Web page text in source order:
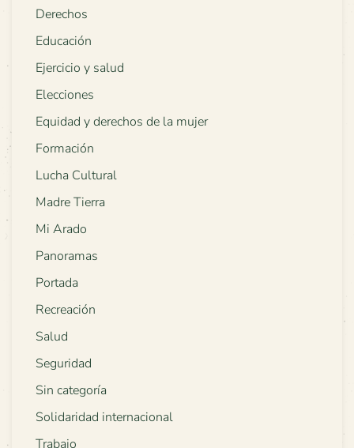
Derechos
Educación
Ejercicio y salud
Elecciones
Equidad y derechos de la mujer
Formación
Lucha Cultural
Madre Tierra
Mi Arado
Panoramas
Portada
Recreación
Salud
Seguridad
Sin categoría
Solidaridad internacional
Trabajo